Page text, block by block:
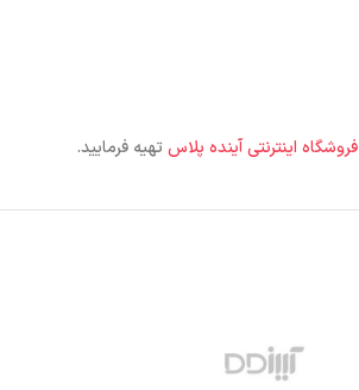
فروشگاه اینترنتی آینده پلاستهیه فرمایید.